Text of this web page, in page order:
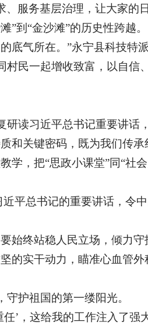
服务基层治理，让大家的
到“金沙滩”的历史性跨越。
底气所在。”永宁县科技特
民一起增收致富，以自信
读习近平总书记重要讲话
和关键密码，既为我们传
，把“思政小课堂”同“社
平总书记的重要讲话，令
始终站稳人民立场，倾力
的实干动力，瞄准心血管
护祖国的第一缕阳光。
’，这给我的工作注入了